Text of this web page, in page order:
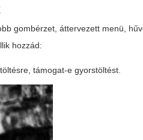
gombérzet, áttervezett menü,
hozzád:
támogat-e gyorstöltést.